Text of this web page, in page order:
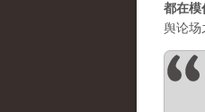
都在模
舆论场